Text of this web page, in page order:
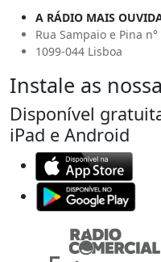
A RÁDIO MAIS
Rua Sampaio e Pina
1099-044 Lisboa
Instale as
Disponível
iPad e Android